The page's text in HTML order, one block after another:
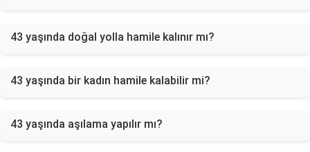
43 yaşında doğal yolla hamile kalınır mı?
43 yaşında bir kadın hamile kalabilir mi?
43 yaşında aşılama yapılır mı?